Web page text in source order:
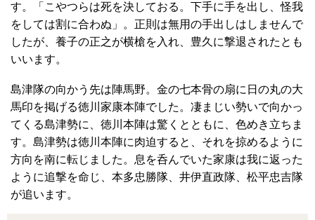
す。「こやつらは死を決しておる。下手に手を出し、怪我
をしては割に合わぬ」。正則は無用の手出しはしませんで
したが、養子の正之が横槍を入れ、豊久に撃退されたとも
いいます。
島津隊の向かう先は陣馬野。金の七本骨の扇に日の丸の大
馬印を掲げる徳川家康本陣でした。凄まじい勢いで向かっ
てくる島津勢に、徳川本陣は驚くとともに、色めき立ちま
す。島津勢は徳川本陣に肉迫すると、それを掠めるように
方向を南に転じました。息を呑んでいた家康は我に返った
ように追撃を命じ、本多忠勝隊、井伊直政隊、松平忠吉隊
が追います。